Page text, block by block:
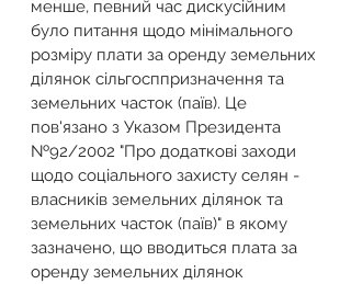
менше, певний час дискусійним
було питання щодо мінімального
розміру плати за оренду земельних
ділянок сільгосппризначення та
земельних часток (паїв). Це
пов'язано з Указом Президента
№92/2002 "Про додаткові заходи
щодо соціального захисту селян -
власників земельних ділянок та
земельних часток (паїв)" в якому
зазначено, що вводиться плата за
оренду земельних ділянок